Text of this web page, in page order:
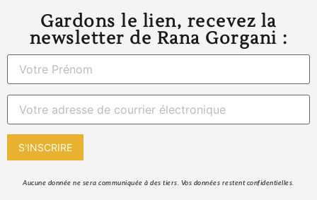
Gardons le lien, recevez la
newsletter de Rana Gorgani :